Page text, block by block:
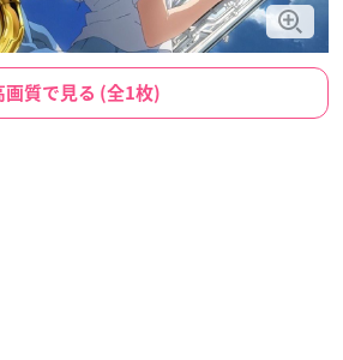
画質で見る (全1枚)